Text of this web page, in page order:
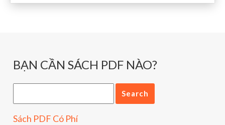
BẠN CẦN SÁCH PDF NÀO?
Sách PDF Có Phí